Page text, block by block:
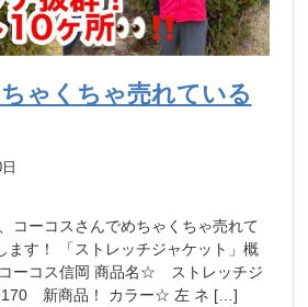
ゃくちゃ売れている
コーコスさんでめちゃくちゃ売れて
ます！ 「ストレッチジャケット」概
ーコス信岡 商品名☆ ストレッチジ
新商品！ カラー☆ 左 ネ […]